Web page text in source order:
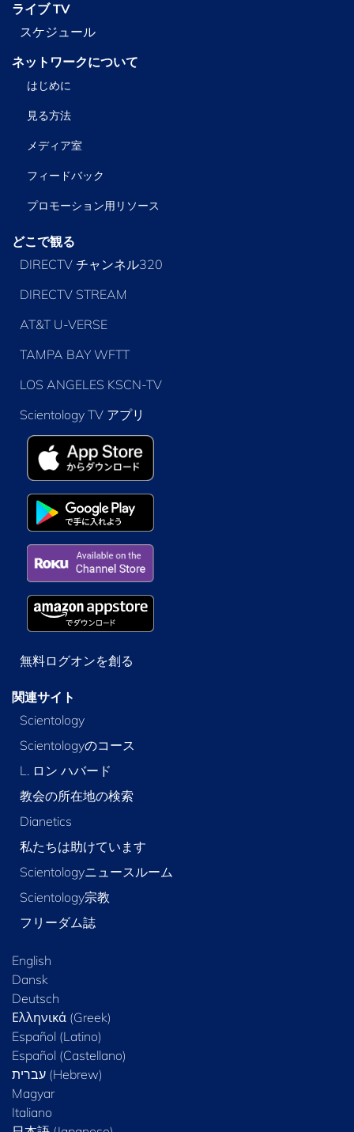
ライブ TV
スケジュール
ネットワークについて
はじめに
見る方法
メディア室
フィードバック
プロモーション用リソース
どこで観る
DIRECTV チャンネル320
DIRECTV STREAM
AT&T U-VERSE
TAMPA BAY WFTT
LOS ANGELES KSCN-TV
Scientology TV アプリ
無料ログオンを創る
関連サイト
Scientology
Scientologyのコース
L. ロン ハバード
教会の所在地の検索
Dianetics
私たちは助けています
Scientologyニュースルーム
Scientology宗教
フリーダム誌
English
Dansk
Deutsch
Ελληνικά (Greek)
Español (Latino)
Español (Castellano)
Magyar
Italiano